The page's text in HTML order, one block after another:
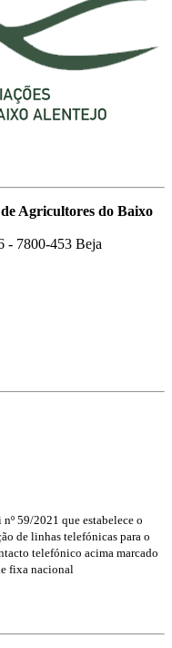
Agricultores do Baixo
- 7800-453 Beja
59/2021 que estabelece o
de linhas telefónicas para o
telefónico acima marcado
fixa nacional